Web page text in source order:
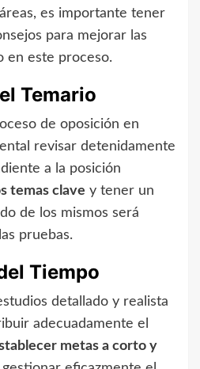
es importante tener
para mejorar las
en este proceso.
Temario
de oposición en
revisar detenidamente
a la posición
temas clave y tener un
de los mismos será
pruebas.
Tiempo
detallado y realista
adecuadamente el
metas a corto y